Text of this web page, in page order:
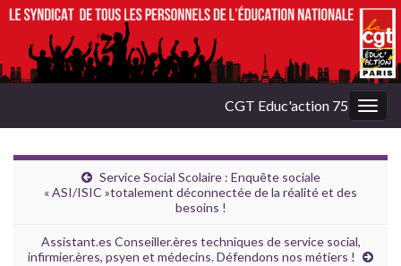
CGT Educ'action 75
Service Social Scolaire : Enquête sociale
« ASI/ISIC »totalement déconnectée de la réalité et des
besoins !
Assistant.es Conseiller.ères techniques de service social,
infirmier.ères, psyen et médecins. Défendons nos métiers !